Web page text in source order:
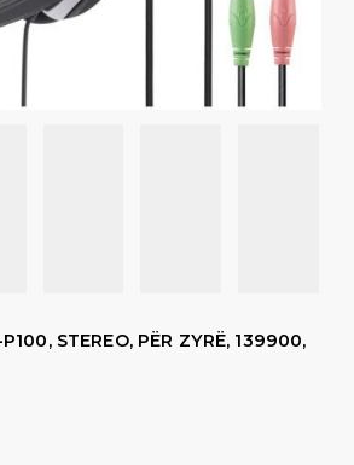
STEREO, PËR ZYRË, 139900,